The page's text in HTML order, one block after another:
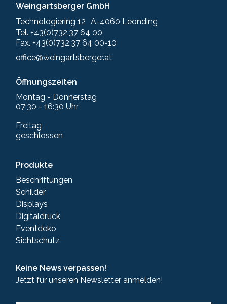
Weingartsberger GmbH
Technologiering 12 A-4060 Leonding
Tel. +43(0)732.37 64 00
Fax. +43(0)732.37 64 00-10
office@weingartsberger.at
Öffnungszeiten
Montag - Donnerstag
07:30 - 16:30 Uhr
Freitag
geschlossen
Produkte
Beschriftungen
Schilder
Displays
Digitaldruck
Eventdeko
Sichtschutz
Keine News verpassen!
Jetzt für unseren Newsletter anmelden!